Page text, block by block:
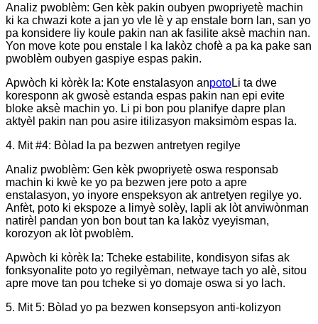
Analiz pwoblèm: Gen kèk pakin oubyen pwopriyetè machin
ki ka chwazi kote a jan yo vle lè y ap enstale born lan, san yo
pa konsidere liy koule pakin nan ak fasilite aksè machin nan.
Yon move kote pou enstale l ka lakòz chofè a pa ka pake san
pwoblèm oubyen gaspiye espas pakin.
Apwòch ki kòrèk la: Kote enstalasyon anpotoLi ta dwe
koresponn ak gwosè estanda espas pakin nan epi evite
bloke aksè machin yo. Li pi bon pou planifye dapre plan
aktyèl pakin nan pou asire itilizasyon maksimòm espas la.
4. Mit #4: Bòlad la pa bezwen antretyen regilye
Analiz pwoblèm: Gen kèk pwopriyetè oswa responsab
machin ki kwè ke yo pa bezwen jere poto a apre
enstalasyon, yo inyore enspeksyon ak antretyen regilye yo.
Anfèt, poto ki ekspoze a limyè solèy, lapli ak lòt anviwònman
natirèl pandan yon bon bout tan ka lakòz vyeyisman,
korozyon ak lòt pwoblèm.
Apwòch ki kòrèk la: Tcheke estabilite, kondisyon sifas ak
fonksyonalite poto yo regilyèman, netwaye tach yo alè, sitou
apre move tan pou tcheke si yo domaje oswa si yo lach.
5. Mit 5: Bòlad yo pa bezwen konsepsyon anti-kolizyon